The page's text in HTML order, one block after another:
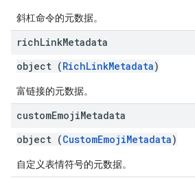
斜杠命令的元数据。
richLinkMetadata
object (RichLinkMetadata)
富链接的元数据。
customEmojiMetadata
object (CustomEmojiMetadata)
自定义表情符号的元数据。